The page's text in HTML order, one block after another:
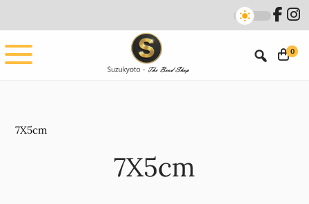
main
content
footer
0
7X5cm
7X5cm